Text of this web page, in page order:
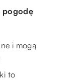
[…]
pogodę
i mogą
to
mebli
na